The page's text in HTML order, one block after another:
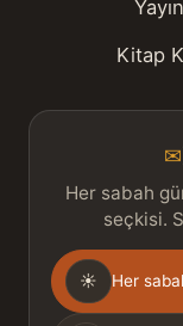
Kitap
✉
Her sabah
seçkisi.
Gönderim
sıklığı
☀ Her